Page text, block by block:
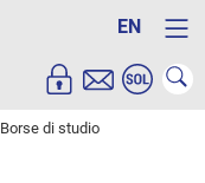
EN
Borse di studio